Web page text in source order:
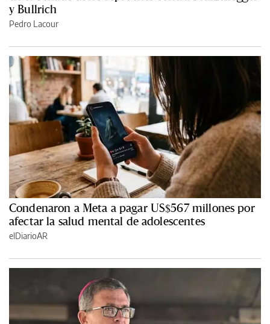
y Bullrich
Pedro Lacour
Condenaron a Meta a pagar US$567 millones por
afectar la salud mental de adolescentes
elDiarioAR